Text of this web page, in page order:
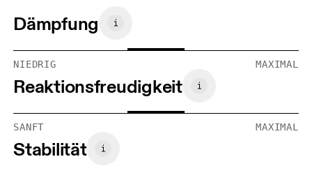
Dämpfung
NIEDRIG MAXIMAL
Reaktionsfreudigkeit
SANFT MAXIMAL
Stabilität